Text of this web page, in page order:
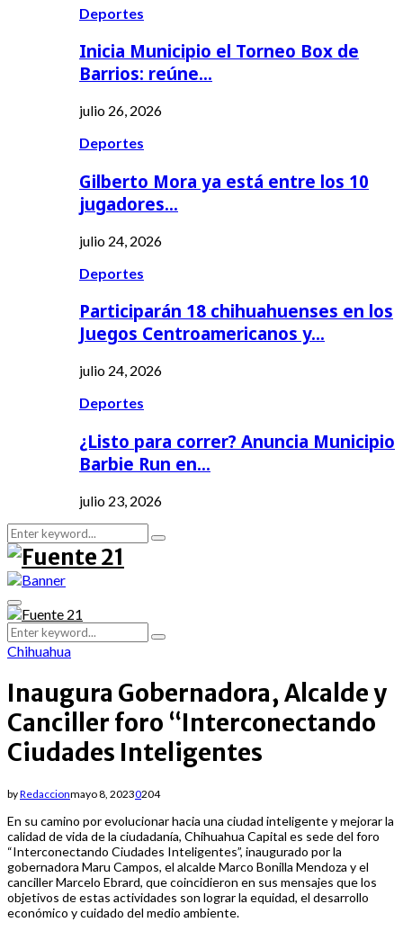
Deportes
Inicia Municipio el Torneo Box de
Barrios: reúne…
julio 26, 2026
Deportes
Gilberto Mora ya está entre los 10
jugadores…
julio 24, 2026
Deportes
Participarán 18 chihuahuenses en los
Juegos Centroamericanos y…
julio 24, 2026
Deportes
¿Listo para correr? Anuncia Municipio
Barbie Run en…
julio 23, 2026
Search
for:
Search
Primary
Menu
Search
for:
Search
Chihuahua
Inaugura Gobernadora, Alcalde y
Canciller foro “Interconectando
Ciudades Inteligentes
byRedaccionmayo 8, 20230204
En su camino por evolucionar hacia una ciudad inteligente y mejorar la
calidad de vida de la ciudadanía, Chihuahua Capital es sede del foro
“Interconectando Ciudades Inteligentes”, inaugurado por la
gobernadora Maru Campos, el alcalde Marco Bonilla Mendoza y el
canciller Marcelo Ebrard, que coincidieron en sus mensajes que los
objetivos de estas actividades son lograr la equidad, el desarrollo
económico y cuidado del medio ambiente.